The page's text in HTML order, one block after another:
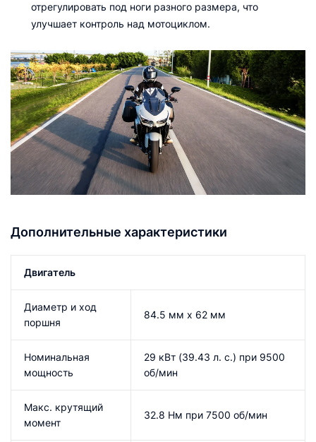
отрегулировать под ноги разного размера, что
улучшает контроль над мотоциклом.
Дополнительные характеристики
Двигатель
Диаметр и ход
поршня
84.5 мм x 62 мм
Номинальная
мощность
29 кВт (39.43 л. с.) при 9500
об/мин
Макс. крутящий
момент
32.8 Нм при 7500 об/мин